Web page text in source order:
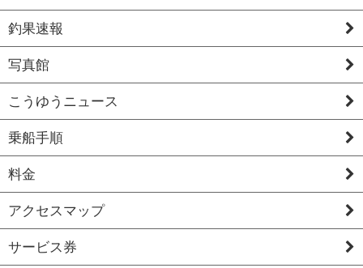
釣果速報
写真館
こうゆうニュース
乗船手順
料金
アクセスマップ
サービス券